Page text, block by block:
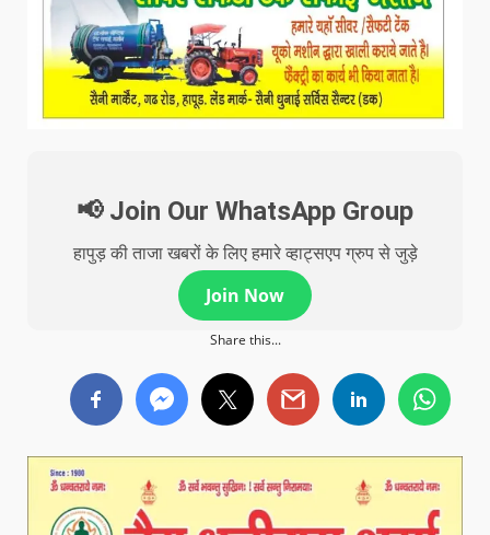
📢 Join Our WhatsApp Group
हापुड़ की ताजा खबरों के लिए हमारे व्हाट्सएप ग्रुप से जुड़े
Join Now
Share this...